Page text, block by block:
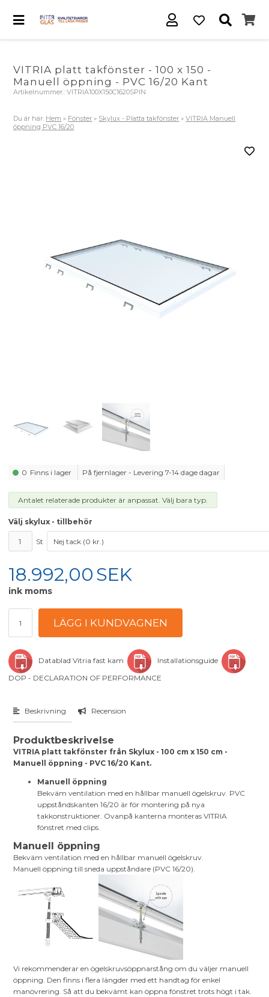
VITRIA platt takfönster - 100 x 150 -
Manuell öppning - PVC 16/20 Kant
Artikelnummer.:VITRIA100X150C1620SPIN
Du är här: Hem » Fönster » Skylux - Platta takfönster »VITRIA Manuell
öppning PVC 16/20
0 Finns i lager På fjernlager - Levering 7-14 dage dagar
Antalet relaterade produkter är anpassat. Välj bara typ.
Välj skylux - tillbehör
St
18.992,00SEK
ink moms
Datablad Vitria fast kam
Installationsguide
DOP - DECLARATION OF PERFORMANCE
Beskrivning Recension
Produktbeskrivelse
VITRIA platt takfönster från Skylux - 100 cm x 150 cm -
Manuell öppning - PVC 16/20 Kant.
Manuell öppning
Bekväm ventilation med en hållbar manuell ögelskruv. PVC
uppståndskanten 16/20 är för montering på nya
takkonstruktioner. Ovanpå kanterna monteras VITRIA
fönstret med clips.
Manuell öppning
Bekväm ventilation med en hållbar manuell ögelskruv.
Manuell öppning till sneda uppståndare (PVC 16/20).
Vi rekommenderar en ögelskruvsöppnarstång om du väljer manuell
öppning. Den finns i flera längder med ett handtag för enkel
manövrering. Så att du bekvämt kan öppna fönstret trots högt i tak.